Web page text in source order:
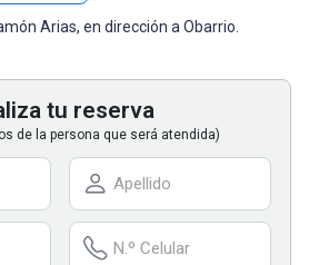
Arias, en dirección a Obarrio.
tu reserva
de la persona que será atendida)